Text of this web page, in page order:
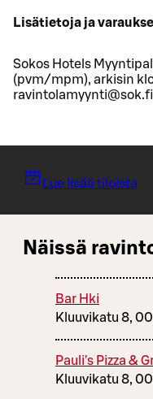
Lisätietoja ja
Sokos Hotels
(pvm/mpm), arkisin
Lue lisää tiloista
Näissä
Bar Hki
Kluuvikatu 8,
Pauli's Pizza &
Kluuvikatu 8,